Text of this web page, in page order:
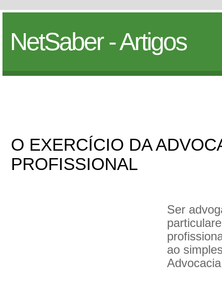
NetSaber - Artigos
O EXERCÍCIO DA
PROFISSIONAL
Ser
ao